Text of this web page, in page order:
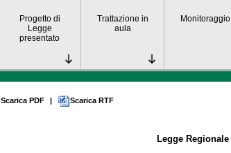
Progetto di
Legge
presentato
Trattazione in
aula
Monitoraggio
Scarica PDF | Scarica RTF
Legge Regionale